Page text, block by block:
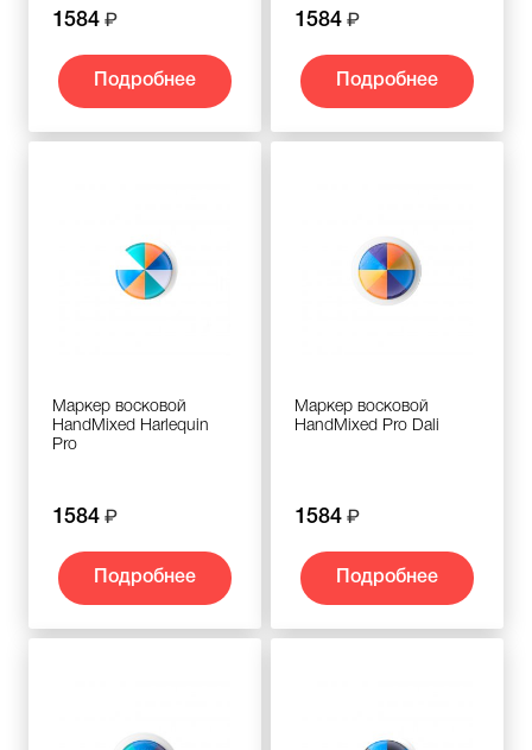
1584
Подробнее
1584
Подробнее
Маркер восковой
HandMixed Harlequin
Pro
1584
Подробнее
Маркер восковой
HandMixed Pro Dali
1584
Подробнее